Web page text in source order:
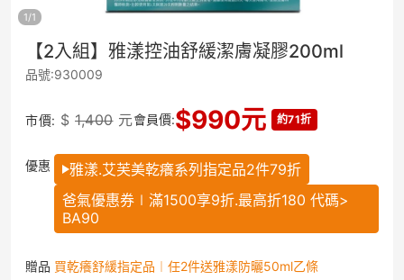
1/1
【2入組】雅漾控油舒緩潔膚凝膠200ml
品號:930009
市價: $ 1,400 元會員價:$990元 約71折
優惠
雅漾.艾芙美乾癢系列指定品2件79折
爸氣優惠券∣滿1500享9折.最高折180 代碼>
BA90
贈品 買乾癢舒緩指定品︱任2件送雅漾防曬50ml乙條